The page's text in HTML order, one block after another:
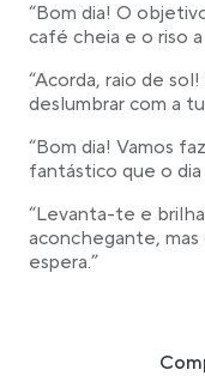
“Bom dia! O
café cheia e o riso a
“Acorda, raio de
deslumbrar com a
“Bom dia! Vamos
fantástico que o
“Levanta-te e
aconchegante,
espera.”